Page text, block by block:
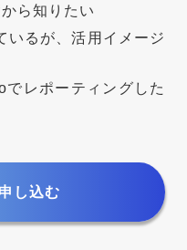
ら知りたい
いるが、活用イメージ
レポーティングした
し込む